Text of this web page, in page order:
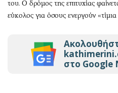
του. Ο δρόμος της επιτυχίας
εύκολος για όσους ενεργούν
στο Google